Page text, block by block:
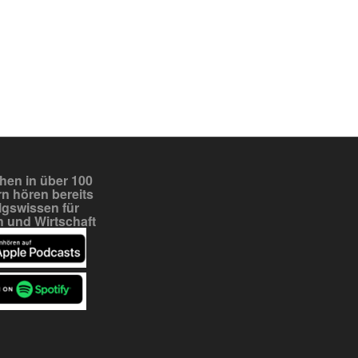
in über 100
hören bereits
für
und Wirtschaft